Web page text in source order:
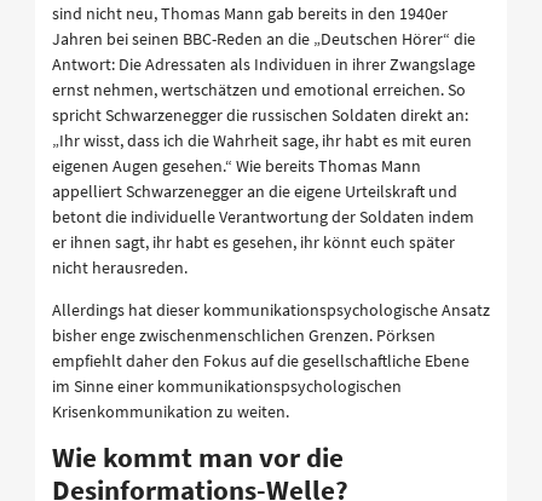
sind nicht neu, Thomas Mann gab bereits in den 1940er
Jahren bei seinen BBC-Reden an die „Deutschen Hörer“ die
Antwort: Die Adressaten als Individuen in ihrer Zwangslage
ernst nehmen, wertschätzen und emotional erreichen. So
spricht Schwarzenegger die russischen Soldaten direkt an:
„Ihr wisst, dass ich die Wahrheit sage, ihr habt es mit euren
eigenen Augen gesehen.“ Wie bereits Thomas Mann
appelliert Schwarzenegger an die eigene Urteilskraft und
betont die individuelle Verantwortung der Soldaten indem
er ihnen sagt, ihr habt es gesehen, ihr könnt euch später
nicht herausreden.
Allerdings hat dieser kommunikationspsychologische Ansatz
bisher enge zwischenmenschlichen Grenzen. Pörksen
empfiehlt daher den Fokus auf die gesellschaftliche Ebene
im Sinne einer kommunikationspsychologischen
Krisenkommunikation zu weiten.
Wie kommt man vor die
Desinformations-Welle?